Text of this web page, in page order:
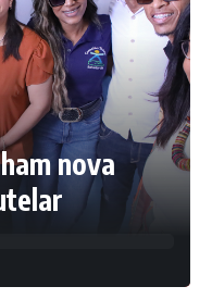
nova